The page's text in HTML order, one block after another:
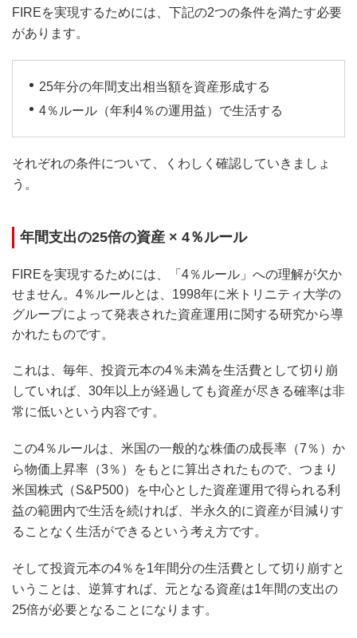
FIREを実現するためには、下記の2つの条件を満たす必要
があります。
25年分の年間支出相当額を資産形成する
4％ルール（年利4％の運用益）で生活する
それぞれの条件について、くわしく確認していきましょ
う。
年間支出の25倍の資産 × 4％ルール
FIREを実現するためには、「4％ルール」への理解が欠か
せません。4％ルールとは、1998年に米トリニティ大学の
グループによって発表された資産運用に関する研究から導
かれたものです。
これは、毎年、投資元本の4％未満を生活費として切り崩
していれば、30年以上が経過しても資産が尽きる確率は非
常に低いという内容です。
この4％ルールは、米国の一般的な株価の成長率（7％）か
ら物価上昇率（3％）をもとに算出されたもので、つまり
米国株式（S&P500）を中心とした資産運用で得られる利
益の範囲内で生活を続ければ、半永久的に資産が目減りす
ることなく生活ができるという考え方です。
そして投資元本の4％を1年間分の生活費として切り崩すと
いうことは、逆算すれば、元となる資産は1年間の支出の
25倍が必要となることになります。